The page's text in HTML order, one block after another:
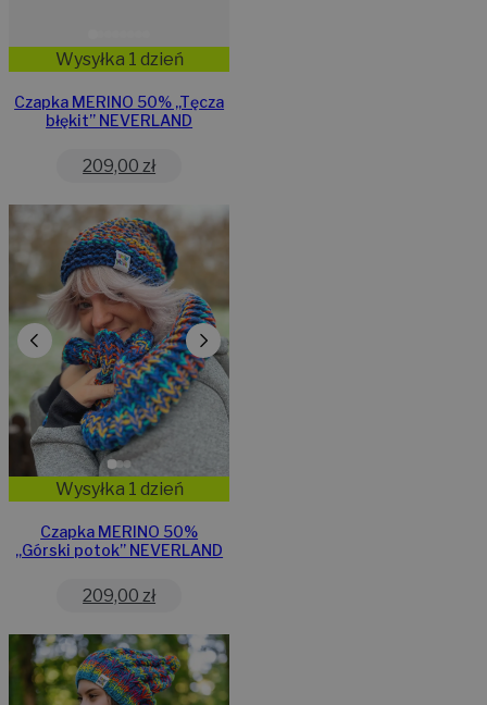
Wysyłka 1 dzień
Czapka MERINO 50% ,,Tęcza
błękit” NEVERLAND
209,00 zł
Wysyłka 1 dzień
Czapka MERINO 50%
„Górski potok” NEVERLAND
209,00 zł